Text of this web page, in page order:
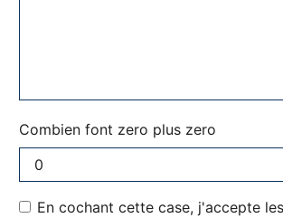
Combien font zero plus zero
En cochant cette case, j'accepte